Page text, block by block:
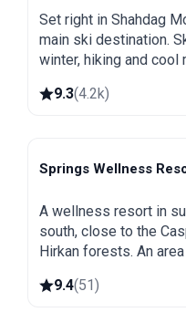
Set right in Shahdag
main ski destination.
winter, hiking and cool
9.3(4.2k)
Lankaran
Springs Wellness
A wellness resort in
south, close to the
Hirkan forests. An
9.4(51)